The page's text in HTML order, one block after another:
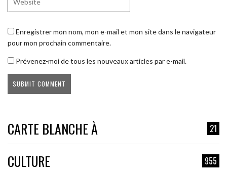
Enregistrer mon nom, mon e-mail et mon site dans le navigateur
pour mon prochain commentaire.
Prévenez-moi de tous les nouveaux articles par e-mail.
CARTE BLANCHE À 21
CULTURE 955